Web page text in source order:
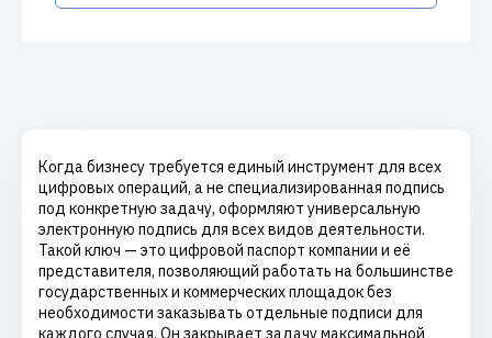
Когда бизнесу требуется единый инструмент для всех
цифровых операций, а не специализированная подпись
под конкретную задачу, оформляют универсальную
электронную подпись для всех видов деятельности.
Такой ключ — это цифровой паспорт компании и её
представителя, позволяющий работать на большинстве
государственных и коммерческих площадок без
необходимости заказывать отдельные подписи для
каждого случая. Он закрывает задачу максимальной